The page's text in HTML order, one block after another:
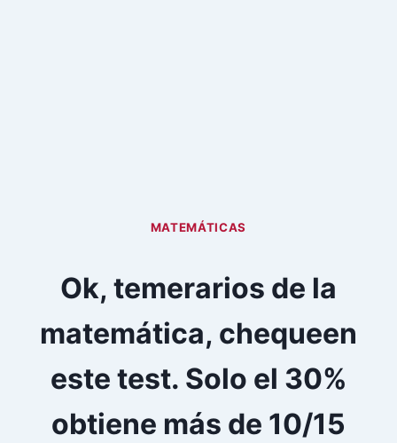
MATEMÁTICAS
Ok, temerarios de la
matemática, chequeen
este test. Solo el 30%
obtiene más de 10/15